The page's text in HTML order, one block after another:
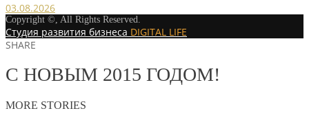
03.08.2026
Copyright ©, All Rights Reserved.
Студия развития бизнеса DIGITAL LIFE
SHARE
С НОВЫМ 2015 ГОДОМ!
MORE STORIES